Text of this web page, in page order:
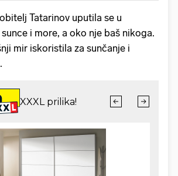
Tatarinov uputila se u
i more, a oko nje baš nikoga.
mir iskoristila za sunčanje i